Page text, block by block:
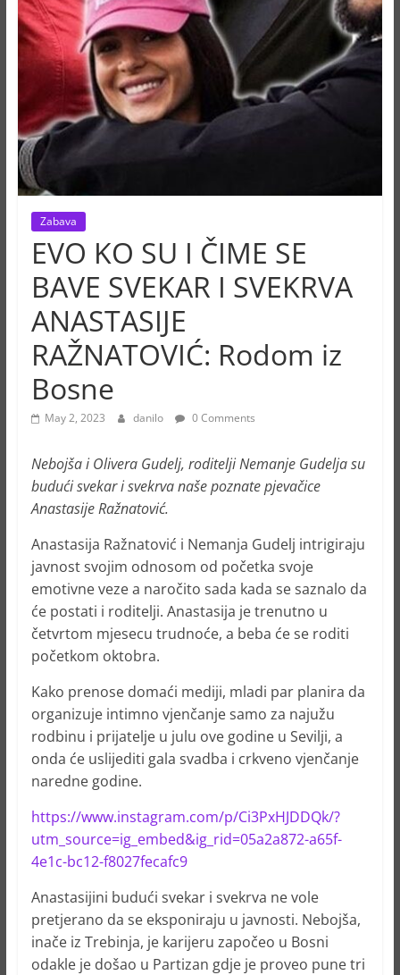
Zabava
EVO KO SU I ČIME SE
BAVE SVEKAR I SVEKRVA
ANASTASIJE
RAŽNATOVIĆ: Rodom iz
Bosne
May 2, 2023 danilo 0 Comments
Nebojša i Olivera Gudelj, roditelji Nemanje Gudelja su
budući svekar i svekrva naše poznate pjevačice
Anastasije Ražnatović.
Anastasija Ražnatović i Nemanja Gudelj intrigiraju
javnost svojim odnosom od početka svoje
emotivne veze a naročito sada kada se saznalo da
će postati i roditelji. Anastasija je trenutno u
četvrtom mjesecu trudnoće, a beba će se roditi
početkom oktobra.
Kako prenose domaći mediji, mladi par planira da
organizuje intimno vjenčanje samo za najužu
rodbinu i prijatelje u julu ove godine u Sevilji, a
onda će uslijediti gala svadba i crkveno vjenčanje
naredne godine.
https://www.instagram.com/p/Ci3PxHJDDQk/?
utm_source=ig_embed&ig_rid=05a2a872-a65f-
4e1c-bc12-f8027fecafc9
Anastasijini budući svekar i svekrva ne vole
pretjerano da se eksponiraju u javnosti. Nebojša,
inače iz Trebinja, je karijeru započeo u Bosni
odakle je došao u Partizan gdje je proveo pune tri